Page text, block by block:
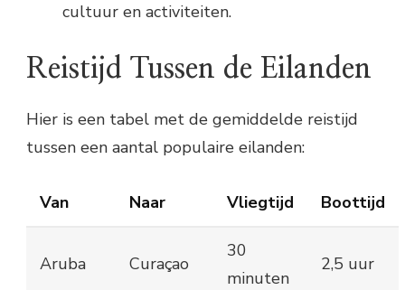
cultuur en activiteiten.
Reistijd Tussen de Eilanden
Hier is een tabel met de gemiddelde reistijd
tussen een aantal populaire eilanden:
Van Naar Vliegtijd Boottijd
Aruba Curaçao
30
minuten
2,5 uur